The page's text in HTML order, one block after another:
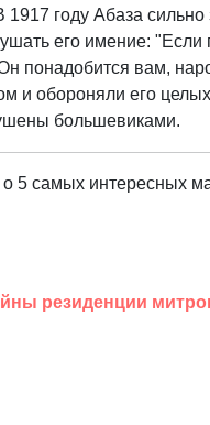
1917 году Абаза
его имение:
понадобится вам,
и обороняли его
большевиками.
5 самых интересных
резиденции